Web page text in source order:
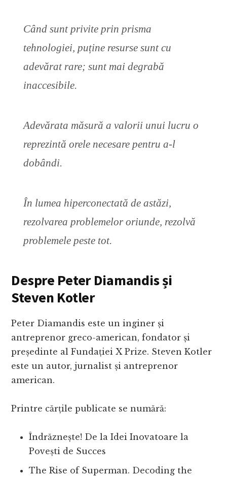
Când sunt privite prin prisma
tehnologiei, puține resurse sunt cu
adevărat rare; sunt mai degrabă
inaccesibile.
Adevărata măsură a valorii unui lucru o
reprezintă orele necesare pentru a-l
dobândi.
În lumea hiperconectată de astăzi,
rezolvarea problemelor oriunde, rezolvă
problemele peste tot.
Despre Peter Diamandis și
Steven Kotler
Peter Diamandis este un inginer și
antreprenor greco-american, fondator și
președinte al Fundației X Prize. Steven Kotler
este un autor, jurnalist și antreprenor
american.
Printre cărțile publicate se numără:
Îndrăznește! De la Idei Inovatoare la
Povești de Succes
The Rise of Superman. Decoding the